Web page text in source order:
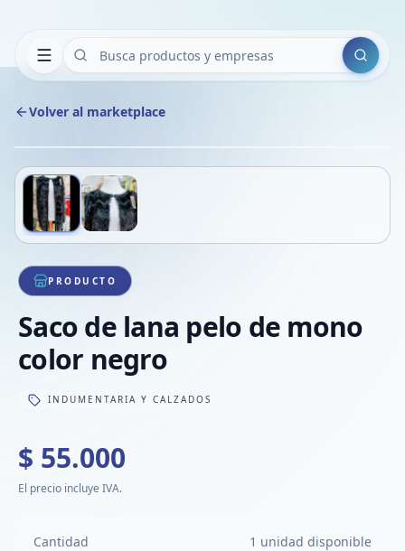
Buscar
Volver al marketplace
1/2
PRODUCTO
Saco de lana pelo de mono
color negro
INDUMENTARIA Y CALZADOS
$ 55.000
El precio incluye IVA.
Cantidad 1 unidad disponible